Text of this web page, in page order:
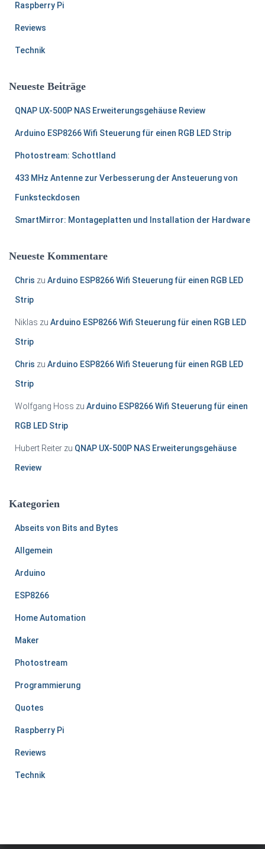
Raspberry Pi
Reviews
Technik
Neueste Beiträge
QNAP UX-500P NAS Erweiterungsgehäuse Review
Arduino ESP8266 Wifi Steuerung für einen RGB LED Strip
Photostream: Schottland
433 MHz Antenne zur Verbesserung der Ansteuerung von
Funksteckdosen
SmartMirror: Montageplatten und Installation der Hardware
Neueste Kommentare
Chris zu Arduino ESP8266 Wifi Steuerung für einen RGB LED
Strip
Niklas zu Arduino ESP8266 Wifi Steuerung für einen RGB LED
Strip
Chris zu Arduino ESP8266 Wifi Steuerung für einen RGB LED
Strip
Wolfgang Hoss zu Arduino ESP8266 Wifi Steuerung für einen
RGB LED Strip
Hubert Reiter zu QNAP UX-500P NAS Erweiterungsgehäuse
Review
Kategorien
Abseits von Bits and Bytes
Allgemein
Arduino
ESP8266
Home Automation
Maker
Photostream
Programmierung
Quotes
Raspberry Pi
Reviews
Technik